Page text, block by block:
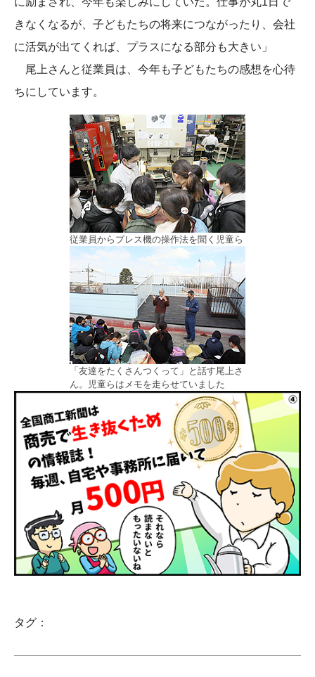
きなくなるが、子どもたちの将来につながったり、会社
に活気が出てくれば、プラスになる部分も大きい」
尾上さんと従業員は、今年も子どもたちの感想を心待
ちにしています。
従業員からプレス機の操作法を聞く児童ら
「友達をたくさんつくって」と話す尾上さ
ん。児童らはメモを走らせていました
タグ：